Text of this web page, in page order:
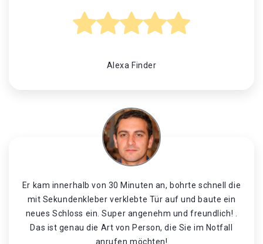
Alexa Finder
Er kam innerhalb von 30 Minuten an, bohrte schnell die
mit Sekundenkleber verklebte Tür auf und baute ein
neues Schloss ein. Super angenehm und freundlich! .
Das ist genau die Art von Person, die Sie im Notfall
anrufen möchten!